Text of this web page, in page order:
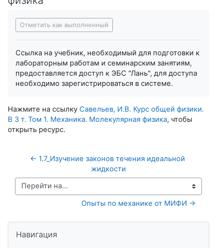
Отметить как выполненный
Ссылка на учебник, необходимый для подготовки к
лабораторным работам и семинарским занятиям,
предоставляется доступ к ЭБС "Лань", для доступа
необходимо зарегистрироваться в системе.
Нажмите на ссылку Савельев, И.В. Курс общей физики.
В 3 т. Том 1. Механика. Молекулярная физика, чтобы
открыть ресурс.
← 1.7_Изучение законов течения идеальной
жидкости
Перейти на...
Опыты по механике от МИФИ →
Навигация